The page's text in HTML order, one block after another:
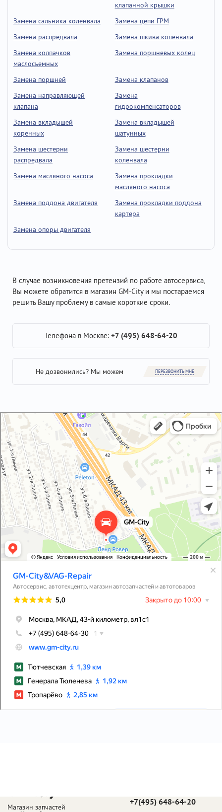
клапанной крышки
Замена сальника коленвала
Замена цепи ГРМ
Замена распредвала
Замена шкива коленвала
Замена колпачков
маслосъемных
Замена поршневых колец
Замена поршней
Замена клапанов
Замена направляющей
клапана
Замена
гидрокомпенсаторов
Замена вкладышей
коренных
Замена вкладышей
шатунных
Замена шестерни
распредвала
Замена шестерни
коленвала
Замена масляного насоса
Замена прокладки
масляного насоса
Замена поддона двигателя
Замена прокладки поддона
картера
Замена опоры двигателя
В случае возникновения претензий по работе автосервиса,
Вы можете обратится в магазин GM-City и мы постараемся
решить Вашу проблему в самые короткие сроки.
Телефона в Москве: +7 (495) 648-64-20
Не дозвонились? Мы можем ПЕРЕЗВОНИТЬ МНЕ
GM-City&VAG-Repair
Автосервис, автотехцентр в Москве
Магазин автозапчастей и автотоваров в Москве
Магазин запчастей
+7(495) 648-64-20